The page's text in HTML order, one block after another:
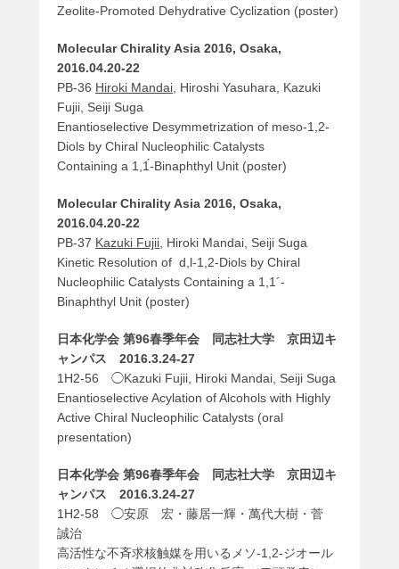
Zeolite-Promoted Dehydrative Cyclization (poster)
Molecular Chirality Asia 2016, Osaka,
2016.04.20-22
PB-36 Hiroki Mandai , Hiroshi Yasuhara, Kazuki
Fujii, Seiji Suga
Enantioselective Desymmetrization of meso-1,2-
Diols by Chiral Nucleophilic Catalysts
Containing a 1,1́-Binaphthyl Unit (poster)
Molecular Chirality Asia 2016, Osaka,
2016.04.20-22
PB-37 Kazuki Fujii , Hiroki Mandai, Seiji Suga
Kinetic Resolution of d,l-1,2-Diols by Chiral
Nucleophilic Catalysts Containing a 1,1´-
Binaphthyl Unit (poster)
日本化学会 第96春季年会 同志社大学 京田辺キ
ャンパス 2016.3.24-27
1H2-56 ◯Kazuki Fujii, Hiroki Mandai, Seiji Suga
Enantioselective Acylation of Alcohols with Highly
Active Chiral Nucleophilic Catalysts (oral
presentation)
日本化学会 第96春季年会 同志社大学 京田辺キ
ャンパス 2016.3.24-27
1H2-58 ◯安原 宏・藤居一輝・萬代大樹・菅
誠治
高活性な不斉求核触媒を用いるメソ-1,2-ジオール